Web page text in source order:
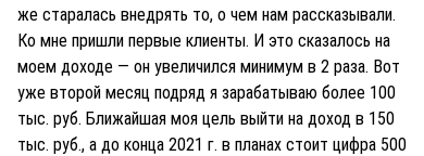
же старалась внедрять то, о чем нам рассказывали.
Ко мне пришли первые клиенты. И это сказалось на
моем доходе — он увеличился минимум в 2 раза. Вот
уже второй месяц подряд я зарабатываю более 100
тыс. руб. Ближайшая моя цель выйти на доход в 150
тыс. руб., а до конца 2021 г. в планах стоит цифра 500